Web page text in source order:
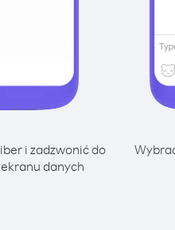
i zadzwonić do
danych